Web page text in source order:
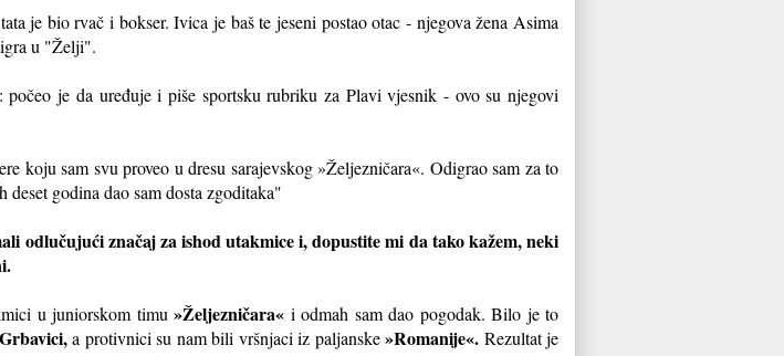
je bio rvač i bokser. Ivica je baš te jeseni postao otac - njegova žena Asima
u "Želji".
je da uređuje i piše sportsku rubriku za Plavi vjesnik - ovo su njegovi
koju sam svu proveo u dresu sarajevskog »Željezničara«. Odigrao sam za to
godina dao sam dosta zgoditaka"
odlučujući značaj za ishod utakmice i, dopustite mi da tako kažem, neki
u juniorskom timu »Željezničara« i odmah sam dao pogodak. Bilo je to
Grbavici,a protivnici su nam bili vršnjaci iz paljanske»Romanije«. Rezultat je